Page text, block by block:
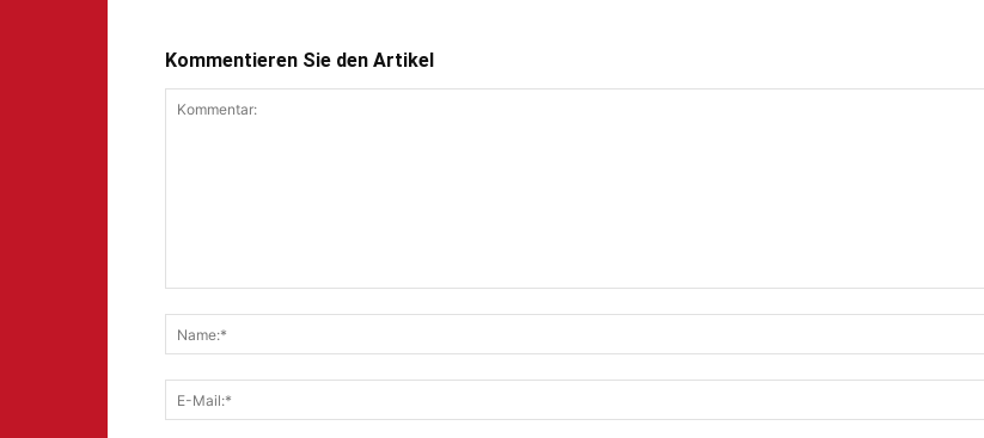
Kommentieren Sie den Artikel